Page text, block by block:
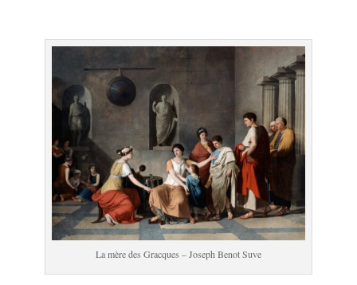
La mère des Gracques – Joseph Benot Suve